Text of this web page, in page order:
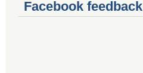
Facebook feedback